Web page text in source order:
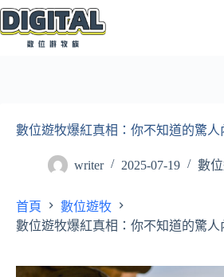
跳
至
數位遊牧爆紅真相：你不知道的驚人
writer 2025-07-19 數
首頁
數位遊牧
數位遊牧爆紅真相：你不知道的驚人